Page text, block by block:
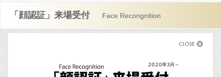
「顔認証」来場受付 Face Recongnition